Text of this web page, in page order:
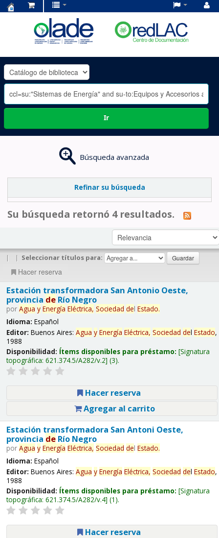
OLADE
-
Ir
Búsqueda avanzada
Refinar su búsqueda
Su búsqueda retornó 4 resultados.
| | Seleccionar títulos para:
Hacer reserva
Estación transformadora San Antonio Oeste,
provincia deRío Negro
por Agua y Energía Eléctrica, Sociedad del Estado.
Idioma: Español
Editor: Buenos Aires: Agua y Energía Eléctrica, Sociedad del Estado,
1988
Disponibilidad: Ítems disponibles para préstamo: Signatura
topográfica: 621.374.5/A282/v.2 (3).
Hacer reserva
Agregar al carrito
Estación transformadora San Antoni Oeste,
provincia deRío Negro
por Agua y Energía Eléctrica, Sociedad del Estado.
Idioma: Español
Editor: Buenos Aires: Agua y Energía Eléctrica, Sociedad del Estado,
1988
Disponibilidad: Ítems disponibles para préstamo: Signatura
topográfica: 621.374.5/A282/v.4 (1).
Hacer reserva